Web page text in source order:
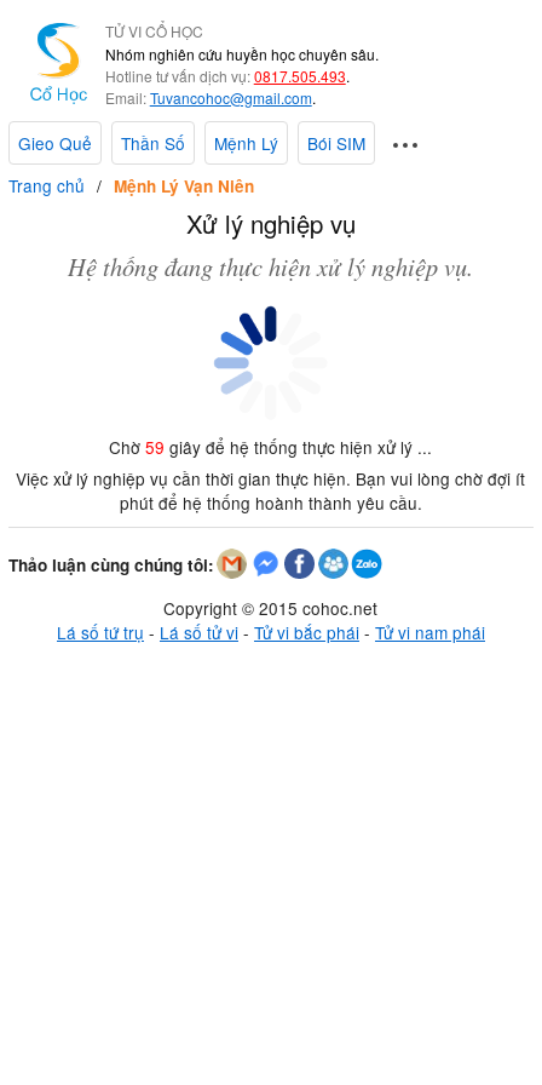
TỬ VI CỔ HỌC
Nhóm nghiên cứu huyền học chuyên sâu.
Hotline tư vấn dịch vụ:0817.505.493.
Email:Tuvancohoc@gmail.com.
Gieo Quẻ Thần Số Mệnh Lý
Bói SIM
Trang chủ
Mệnh Lý Vạn Niên
Xử lý nghiệp vụ
Hệ thống đang thực hiện xử lý nghiệp vụ.
Chờ59 giây để hệ thống thực hiện xử lý ...
Việc xử lý nghiệp vụ cần thời gian thực hiện. Bạn vui lòng chờ đợi ít
phút để hệ thống hoành thành yêu cầu.
Thảo luận cùng chúng tôi:
Copyright © 2015 cohoc.net
Lá số tứ trụ - Lá số tử vi- Tử vi bắc phái- Tử vi nam phái